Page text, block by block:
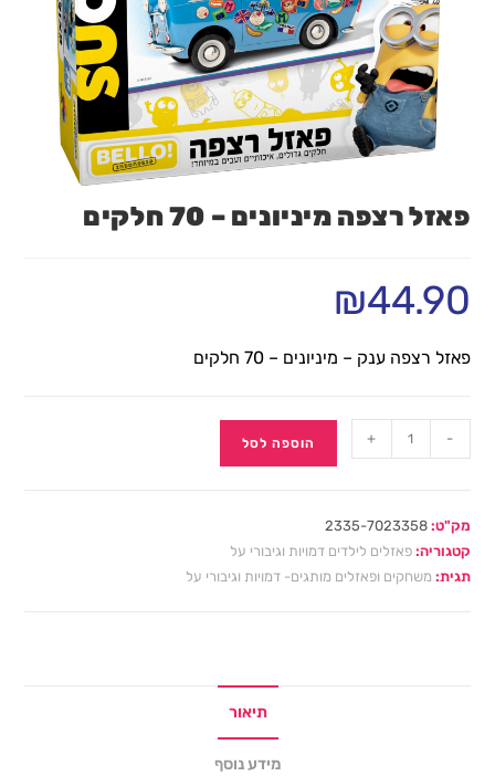
פאזל רצפה מיניונים – 70 חלקים
₪44.90
פאזל רצפה ענק – מיניונים – 70 חלקים
-
+ הוספה לסל
מק"ט:2335-7023358
קטגוריה:פאזלים לילדים דמויות וגיבורי על
תגית: משחקים ופאזלים מותגים- דמויות וגיבורי על
תיאור
מידע נוסף